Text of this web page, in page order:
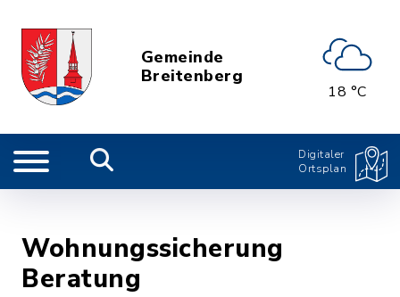
Gemeinde
Breitenberg
18 °C
Digitaler
Ortsplan
Wohnungssicherung
Beratung